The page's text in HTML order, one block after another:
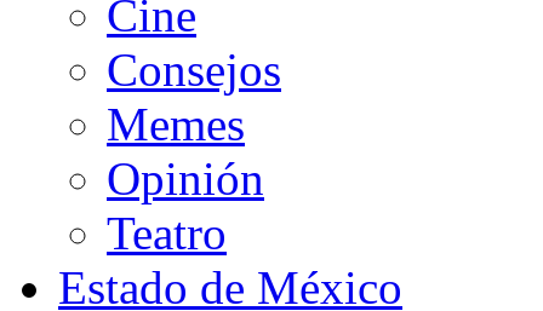
Cine
Consejos
Memes
Opinión
Teatro
Estado de México